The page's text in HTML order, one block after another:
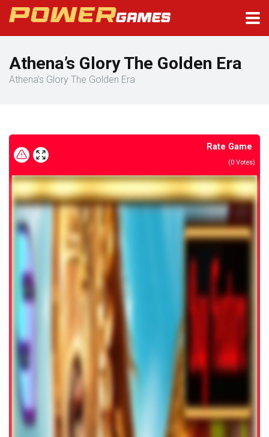
Athena’s Glory The Golden Era
Athena’s Glory The Golden Era
Rate Game
(0 Votes)